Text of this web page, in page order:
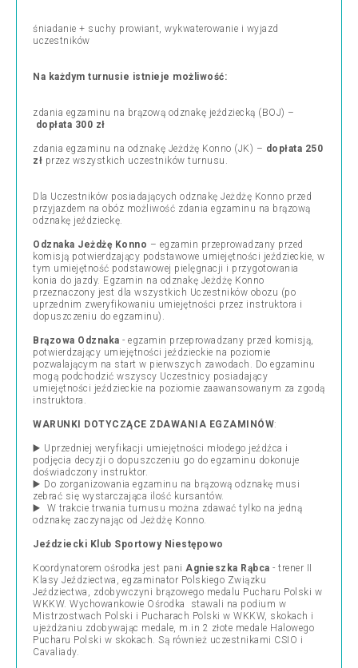
śniadanie + suchy prowiant, wykwaterowanie i wyjazd
uczestników
Na każdym turnusie istnieje możliwość:
zdania egzaminu na brązową odznakę jeździecką (BOJ) –
dopłata 300 zł
zdania egzaminu na odznakę Jeżdżę Konno (JK) – dopłata 250
zł przez wszystkich uczestników turnusu.
Dla Uczestników posiadających odznakę Jeżdżę Konno przed
przyjazdem na obóz możliwość zdania egzaminu na brązową
odznakę jeździeckę.
Odznaka Jeżdżę Konno – egzamin przeprowadzany przed
komisją potwierdzający podstawowe umiejętności jeździeckie, w
tym umiejętność podstawowej pielęgnacji i przygotowania
konia do jazdy. Egzamin na odznakę Jeżdżę Konno
przeznaczony jest dla wszystkich Uczestników obozu (po
uprzednim zweryfikowaniu umiejętności przez instruktora i
dopuszczeniu do egzaminu).
Brązowa Odznaka - egzamin przeprowadzany przed komisją,
potwierdzający umiejętności jeździeckie na poziomie
pozwalającym na start w pierwszych zawodach. Do egzaminu
mogą podchodzić wszyscy Uczestnicy posiadający
umiejętności jeździeckie na poziomie zaawansowanym za zgodą
instruktora.
WARUNKI DOTYCZĄCE ZDAWANIA EGZAMINÓW:
▶️ Uprzedniej weryfikacji umiejętności młodego jeźdźca i
podjęcia decyzji o dopuszczeniu go do egzaminu dokonuje
doświadczony instruktor.
▶️ Do zorganizowania egzaminu na brązową odznakę musi
zebrać się wystarczająca ilość kursantów.
▶️ W trakcie trwania turnusu można zdawać tylko na jedną
odznakę zaczynając od Jeżdżę Konno.
Jeździecki Klub Sportowy Niestępowo
Koordynatorem ośrodka jest pani Agnieszka Rąbca - trener II
Klasy Jeździectwa, egzaminator Polskiego Związku
Jeździectwa, zdobywczyni brązowego medalu Pucharu Polski w
WKKW. Wychowankowie Ośrodka stawali na podium w
Mistrzostwach Polski i Pucharach Polski w WKKW, skokach i
ujeżdżaniu zdobywając medale, m.in 2 złote medale Halowego
Pucharu Polski w skokach. Są również uczestnikami CSIO i
Cavaliady.